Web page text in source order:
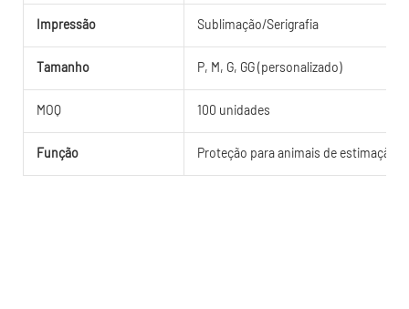
Impressão Sublimação/Serigrafia
Tamanho P, M, G, GG (personalizado)
MOQ 100 unidades
Função Proteção para animais de estimação,